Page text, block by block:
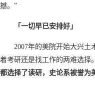
撼。”
「一切早已安排好」
2007年的美院开始大兴
着考研还是找工作的两难选择。
都选择了读研，史论系被誉为